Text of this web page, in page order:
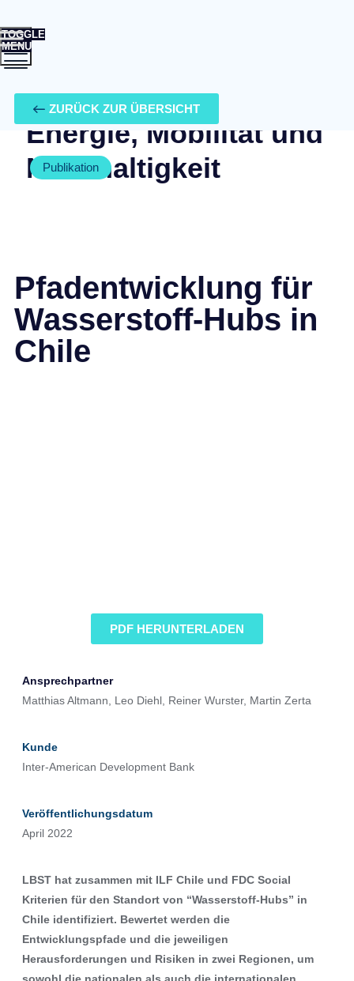
Ihr Berater für
Energie, Mobilität und
Nachhaltigkeit
TOGGLE
MENU
ZURÜCK ZUR ÜBERSICHT
Publikation
Pfadentwicklung für
Wasserstoff-Hubs in
Chile
PDF HERUNTERLADEN
Ansprechpartner
Matthias Altmann, Leo Diehl, Reiner Wurster, Martin Zerta
Kunde
Inter-American Development Bank
Veröffentlichungsdatum
April 2022
LBST hat zusammen mit ILF Chile und FDC Social
Kriterien für den Standort von “Wasserstoff-Hubs” in
Chile identifiziert. Bewertet werden die
Entwicklungspfade und die jeweiligen
Herausforderungen und Risiken in zwei Regionen, um
sowohl die nationalen als auch die internationalen